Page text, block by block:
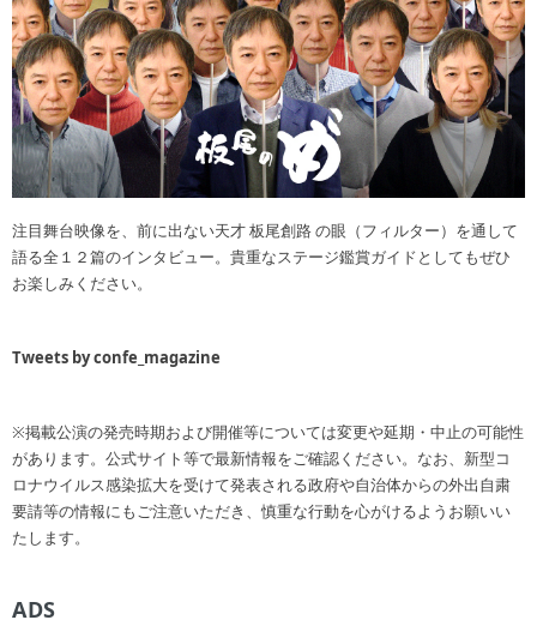
注目舞台映像を、前に出ない天才 板尾創路 の眼（フィルター）を通して
語る全１２篇のインタビュー。貴重なステージ鑑賞ガイドとしてもぜひ
お楽しみください。
Tweets by confe_magazine
※掲載公演の発売時期および開催等については変更や延期・中止の可能性
があります。公式サイト等で最新情報をご確認ください。なお、新型コ
ロナウイルス感染拡大を受けて発表される政府や自治体からの外出自粛
要請等の情報にもご注意いただき、慎重な行動を心がけるようお願いい
たします。
ADS